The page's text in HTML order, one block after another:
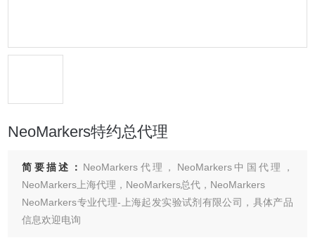
NeoMarkers特约总代理
简要描述： NeoMarkers代理，NeoMarkers中国代理，
NeoMarkers上海代理，NeoMarkers总代，NeoMarkers
NeoMarkers专业代理-上海起发实验试剂有限公司，具体产品
信息欢迎电询